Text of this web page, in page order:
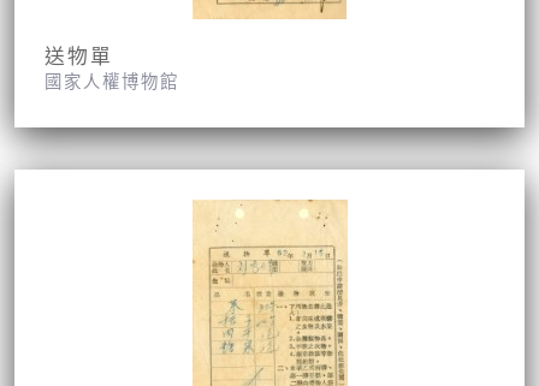
送物單
國家人權博物館